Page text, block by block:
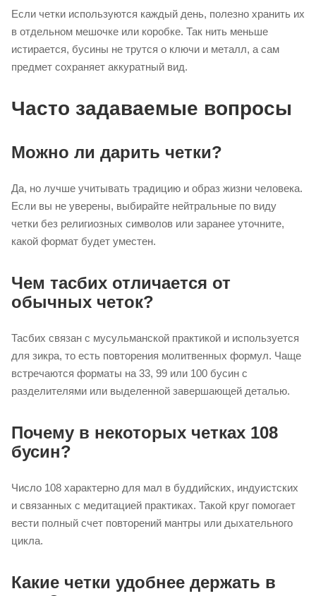
Если четки используются каждый день, полезно хранить их
в отдельном мешочке или коробке. Так нить меньше
истирается, бусины не трутся о ключи и металл, а сам
предмет сохраняет аккуратный вид.
Часто задаваемые вопросы
Можно ли дарить четки?
Да, но лучше учитывать традицию и образ жизни человека.
Если вы не уверены, выбирайте нейтральные по виду
четки без религиозных символов или заранее уточните,
какой формат будет уместен.
Чем тасбих отличается от
обычных четок?
Тасбих связан с мусульманской практикой и используется
для зикра, то есть повторения молитвенных формул. Чаще
встречаются форматы на 33, 99 или 100 бусин с
разделителями или выделенной завершающей деталью.
Почему в некоторых четках 108
бусин?
Число 108 характерно для мал в буддийских, индуистских
и связанных с медитацией практиках. Такой круг помогает
вести полный счет повторений мантры или дыхательного
цикла.
Какие четки удобнее держать в